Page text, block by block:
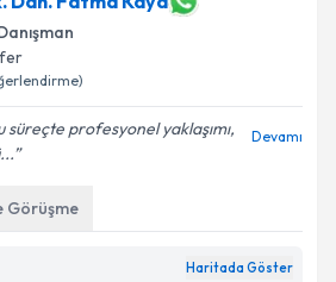
süreçte profesyonel yaklaşımı,
Devamı
Görüşme
Haritada Göster